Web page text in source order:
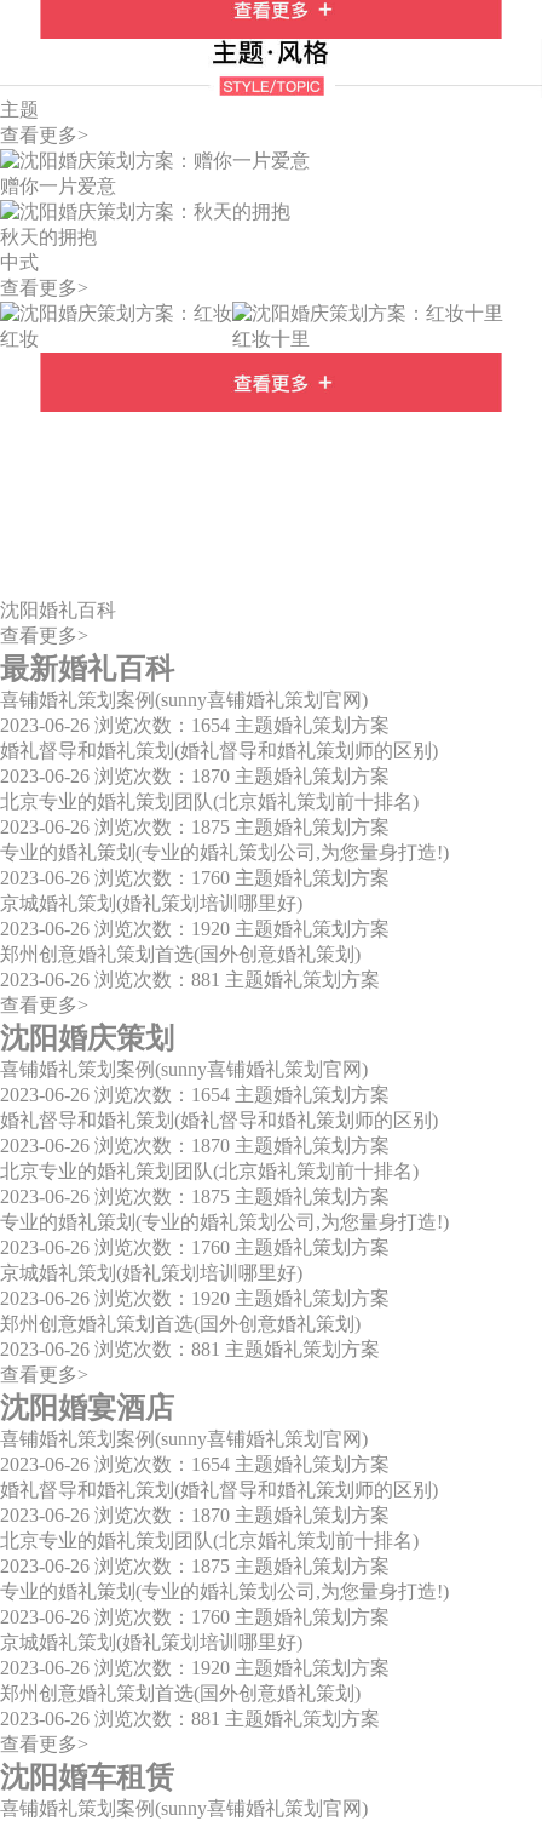
主题
查看更多>
赠你一片爱意
秋天的拥抱
中式
查看更多>
红妆 红妆十里
沈阳婚礼百科
查看更多>
最新婚礼百科
喜铺婚礼策划案例(sunny喜铺婚礼策划官网)
2023-06-26 浏览次数：1654 主题婚礼策划方案
婚礼督导和婚礼策划(婚礼督导和婚礼策划师的区别)
2023-06-26 浏览次数：1870 主题婚礼策划方案
北京专业的婚礼策划团队(北京婚礼策划前十排名)
2023-06-26 浏览次数：1875 主题婚礼策划方案
专业的婚礼策划(专业的婚礼策划公司,为您量身打造!)
2023-06-26 浏览次数：1760 主题婚礼策划方案
京城婚礼策划(婚礼策划培训哪里好)
2023-06-26 浏览次数：1920 主题婚礼策划方案
郑州创意婚礼策划首选(国外创意婚礼策划)
2023-06-26 浏览次数：881 主题婚礼策划方案
查看更多>
沈阳婚庆策划
喜铺婚礼策划案例(sunny喜铺婚礼策划官网)
2023-06-26 浏览次数：1654 主题婚礼策划方案
婚礼督导和婚礼策划(婚礼督导和婚礼策划师的区别)
2023-06-26 浏览次数：1870 主题婚礼策划方案
北京专业的婚礼策划团队(北京婚礼策划前十排名)
2023-06-26 浏览次数：1875 主题婚礼策划方案
专业的婚礼策划(专业的婚礼策划公司,为您量身打造!)
2023-06-26 浏览次数：1760 主题婚礼策划方案
京城婚礼策划(婚礼策划培训哪里好)
2023-06-26 浏览次数：1920 主题婚礼策划方案
郑州创意婚礼策划首选(国外创意婚礼策划)
2023-06-26 浏览次数：881 主题婚礼策划方案
查看更多>
沈阳婚宴酒店
喜铺婚礼策划案例(sunny喜铺婚礼策划官网)
2023-06-26 浏览次数：1654 主题婚礼策划方案
婚礼督导和婚礼策划(婚礼督导和婚礼策划师的区别)
2023-06-26 浏览次数：1870 主题婚礼策划方案
北京专业的婚礼策划团队(北京婚礼策划前十排名)
2023-06-26 浏览次数：1875 主题婚礼策划方案
专业的婚礼策划(专业的婚礼策划公司,为您量身打造!)
2023-06-26 浏览次数：1760 主题婚礼策划方案
京城婚礼策划(婚礼策划培训哪里好)
2023-06-26 浏览次数：1920 主题婚礼策划方案
郑州创意婚礼策划首选(国外创意婚礼策划)
2023-06-26 浏览次数：881 主题婚礼策划方案
查看更多>
沈阳婚车租赁
喜铺婚礼策划案例(sunny喜铺婚礼策划官网)